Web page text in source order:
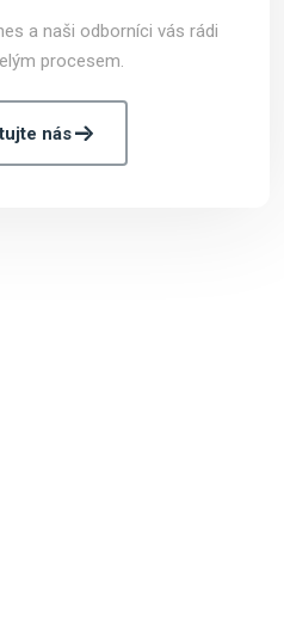
a naši odborníci vás rádi
procesem.
nás